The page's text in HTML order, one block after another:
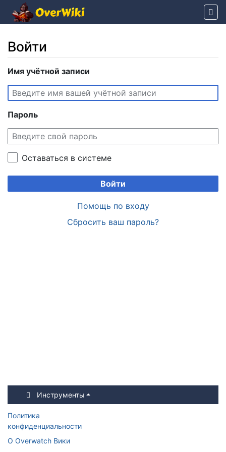
Войти
Перейти к:навигация
Имя учётной записи
Пароль
Оставаться в системе
Войти
Помощь по входу
Сбросить ваш пароль?
Инструменты
Политика
конфиденциальности
О Overwatch Вики